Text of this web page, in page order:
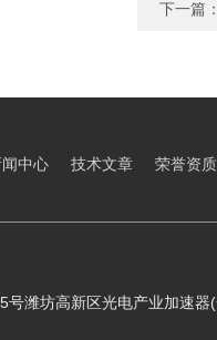
下一篇
闻中心 技术文章 荣誉资质
号潍坊高新区光电产业加速器